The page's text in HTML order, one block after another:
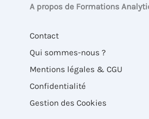
A propos de Formations
Contact
Qui sommes-nous ?
Mentions légales & CGU
Confidentialité
Gestion des Cookies